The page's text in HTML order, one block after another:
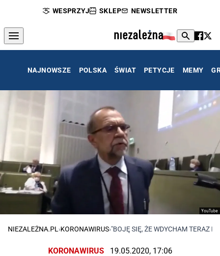
WESPRZYJ SKLEP NEWSLETTER
NAJNOWSZE POLSKA ŚWIAT PETYCJE MEMY
YouTube
NIEZALEŻNA.PL ›KORONAWIRUS›"BOJĘ SIĘ, ŻE WDYCHAM TERAZ
KORONAWIRUS 19.05.2020, 17:06